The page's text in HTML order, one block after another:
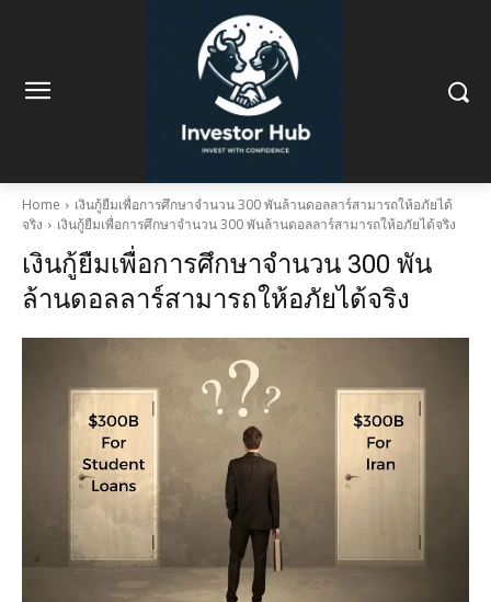
Home
เงินกู้ยืมเพื่อการศึกษาจำนวน 300 พันล้านดอลลาร์สามารถให้อภัยได้
จริง
เงินกู้ยืมเพื่อการศึกษาจำนวน 300 พันล้านดอลลาร์สามารถให้อภัยได้จริง
เงินกู้ยืมเพื่อการศึกษาจำนวน 300 พัน
ล้านดอลลาร์สามารถให้อภัยได้จริง